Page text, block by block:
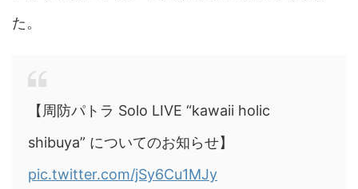
た。
【周防パトラ Solo LIVE “kawaii holic
shibuya” についてのお知らせ】
pic.twitter.com/jSy6Cu1MJy